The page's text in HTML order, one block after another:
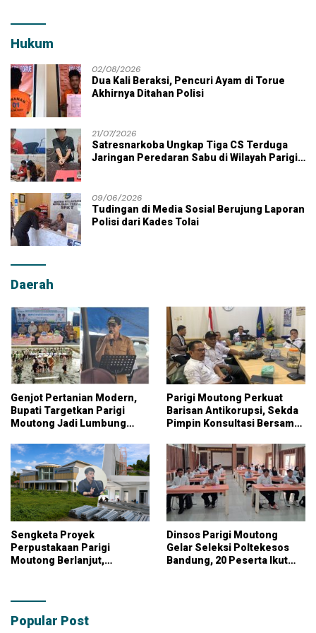
Hukum
02/08/2026
Dua Kali Beraksi, Pencuri Ayam di Torue
Akhirnya Ditahan Polisi
21/07/2026
Satresnarkoba Ungkap Tiga CS Terduga
Jaringan Peredaran Sabu di Wilayah Parigi
09/06/2026
Tudingan di Media Sosial Berujung Laporan
Polisi dari Kades Tolai
Daerah
Genjot Pertanian Modern,
Bupati Targetkan Parigi
Moutong Jadi Lumbung
Parigi Moutong Perkuat
Barisan Antikorupsi, Sekda
Pimpin Konsultasi Bersama
Sengketa Proyek
Perpustakaan Parigi
Moutong Berlanjut,
dengan Dana Pribadi
Dinsos Parigi Moutong
Gelar Seleksi Poltekesos
Bandung, 20 Peserta Ikut
Popular Post